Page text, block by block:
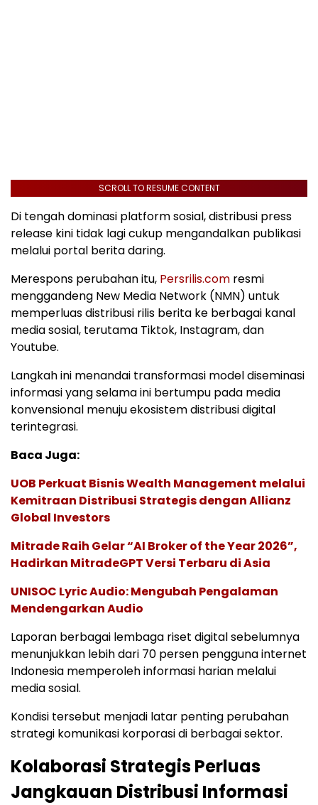
SCROLL TO RESUME CONTENT
Di tengah dominasi platform sosial, distribusi press
release kini tidak lagi cukup mengandalkan publikasi
melalui portal berita daring.
Merespons perubahan itu, Persrilis.com resmi
menggandeng New Media Network (NMN) untuk
memperluas distribusi rilis berita ke berbagai kanal
media sosial, terutama Tiktok, Instagram, dan
Youtube.
Langkah ini menandai transformasi model diseminasi
informasi yang selama ini bertumpu pada media
konvensional menuju ekosistem distribusi digital
terintegrasi.
Baca Juga:
UOB Perkuat Bisnis Wealth Management melalui
Kemitraan Distribusi Strategis dengan Allianz
Global Investors
Mitrade Raih Gelar “AI Broker of the Year 2026”,
Hadirkan MitradeGPT Versi Terbaru di Asia
UNISOC Lyric Audio: Mengubah Pengalaman
Mendengarkan Audio
Laporan berbagai lembaga riset digital sebelumnya
menunjukkan lebih dari 70 persen pengguna internet
Indonesia memperoleh informasi harian melalui
media sosial.
Kondisi tersebut menjadi latar penting perubahan
strategi komunikasi korporasi di berbagai sektor.
Kolaborasi Strategis Perluas
Jangkauan Distribusi Informasi